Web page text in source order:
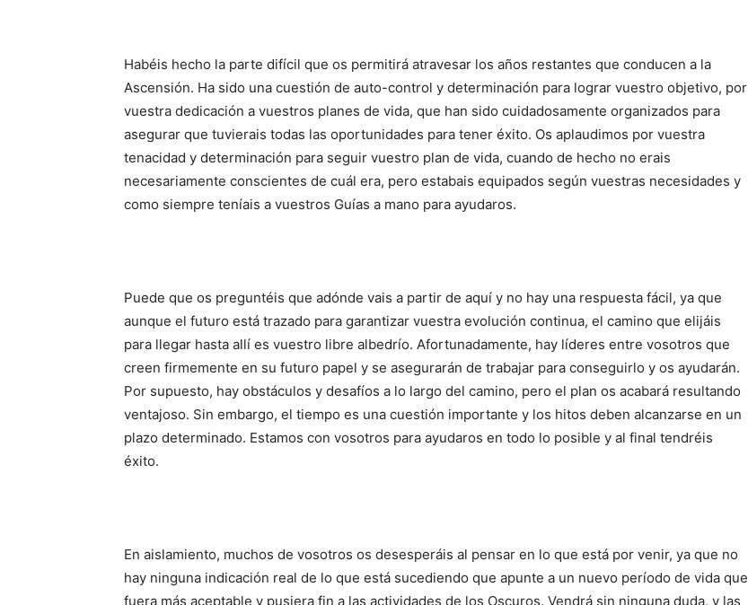
Habéis hecho la parte difícil que os permitirá atravesar los años restantes que conducen a la
Ascensión. Ha sido una cuestión de auto-control y determinación para lograr vuestro objetivo, por
vuestra dedicación a vuestros planes de vida, que han sido cuidadosamente organizados para
asegurar que tuvierais todas las oportunidades para tener éxito. Os aplaudimos por vuestra
tenacidad y determinación para seguir vuestro plan de vida, cuando de hecho no erais
necesariamente conscientes de cuál era, pero estabais equipados según vuestras necesidades y
como siempre teníais a vuestros Guías a mano para ayudaros.
Puede que os preguntéis que adónde vais a partir de aquí y no hay una respuesta fácil, ya que
aunque el futuro está trazado para garantizar vuestra evolución continua, el camino que elijáis
para llegar hasta allí es vuestro libre albedrío. Afortunadamente, hay líderes entre vosotros que
creen firmemente en su futuro papel y se asegurarán de trabajar para conseguirlo y os ayudarán.
Por supuesto, hay obstáculos y desafíos a lo largo del camino, pero el plan os acabará resultando
ventajoso. Sin embargo, el tiempo es una cuestión importante y los hitos deben alcanzarse en un
plazo determinado. Estamos con vosotros para ayudaros en todo lo posible y al final tendréis
éxito.
En aislamiento, muchos de vosotros os desesperáis al pensar en lo que está por venir, ya que no
hay ninguna indicación real de lo que está sucediendo que apunte a un nuevo período de vida que
fuera más aceptable y pusiera fin a las actividades de los Oscuros. Vendrá sin ninguna duda, y las